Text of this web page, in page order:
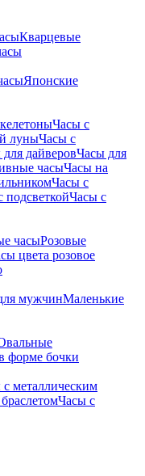
Кварцевые
Японские
Часы с
луныЧасы с
дайверовЧасы для
часыЧасы на
Часы с
подсветкойЧасы с
часыРозовые
цвета розовое
мужчинМаленькие
форме бочки
металлическим
Часы с